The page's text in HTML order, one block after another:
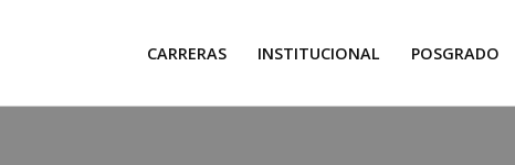
CARRERAS INSTITUCIONAL POSGRADO